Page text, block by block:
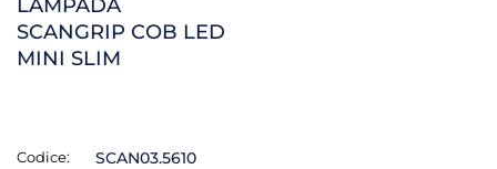
LAMPADA
SCANGRIP COB LED
MINI SLIM
Codice: SCAN03.5610